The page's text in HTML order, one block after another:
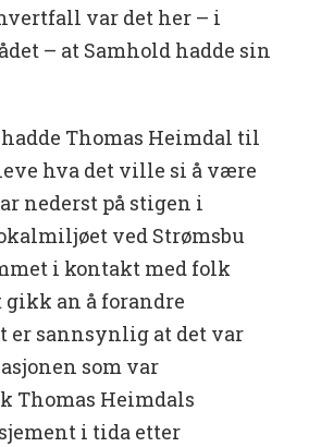
var det her – i
– at Samhold hadde sin
Thomas Heimdal til
hva det ville si å være
nederst på stigen i
ved Strømsbu
i kontakt med folk
gikk an å forandre
er sannsynlig at det var
som var
Thomas Heimdals
i tida etter